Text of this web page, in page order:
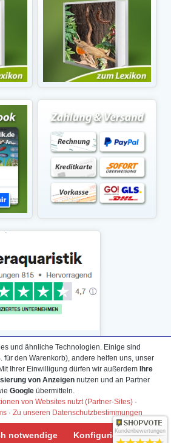
/Widerrufs­formular
AGB & Info
Impressum
und ähnliche Technologien. Einige sind
für den Warenkorb), andere helfen uns, unser
Ihrer Einwilligung dürfen wir außerdem Ihre
von Anzeigennutzen und an Partner
Googleübermitteln.
von Websites nutzt (Partner-Sites) ·
· Zu unseren Datenschutzbestimmungen
notwendige KonfigurierenKundenbewertungen